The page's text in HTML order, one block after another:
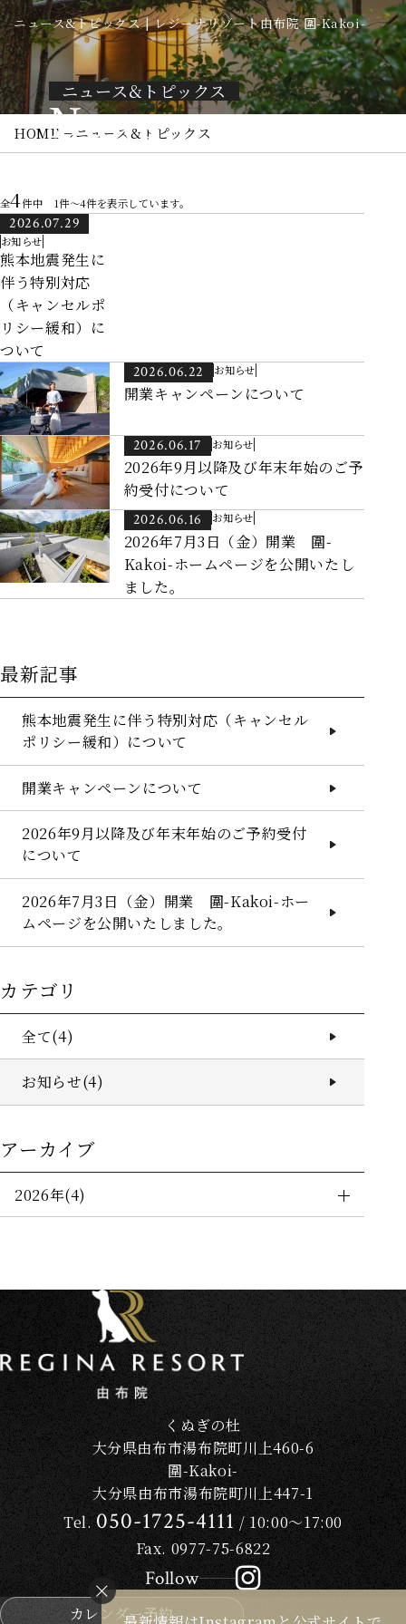
ニュース&トピックス | レジーナリゾート由布院 圍-Kakoi-
ニュース&トピックス
News
HOME ニュース&トピックス
全4件中 1件～4件を表示しています。
2026.07.29
お知らせ
熊本地震発生に
伴う特別対応
（キャンセルポ
リシー緩和）に
ついて
2026.06.22 お知らせ
開業キャンペーンについて
2026.06.17 お知らせ
2026年9月以降及び年末年始のご予
約受付について
2026.06.16 お知らせ
2026年7月3日（金）開業 圍-
Kakoi-ホームページを公開いたし
ました。
最新記事
熊本地震発生に伴う特別対応（キャンセル
ポリシー緩和）について
開業キャンペーンについて
2026年9月以降及び年末年始のご予約受付
について
2026年7月3日（金）開業 圍-Kakoi-ホー
ムページを公開いたしました。
カテゴリ
全て(4)
お知らせ(4)
アーカイブ
2026年(4)
くぬぎの杜
大分県由布市湯布院町川上460-6
圍-Kakoi-
大分県由布市湯布院町川上447-1
Tel.050-1725-4111/ 10:00～17:00
Fax. 0977-75-6822
Follow
カレンダー予約
HOME
レストラン
愛犬と一緒
アクセス
お問い合わせ
カレンダー予約
ポイントプログラム
ご宿泊予約はこちら
個人情報保護方針 宿泊約款
利用規約
愛犬同伴宿泊規約
宿泊予約システム宿泊規約
食物アレルギー対応基本方針
グループ施設一覧